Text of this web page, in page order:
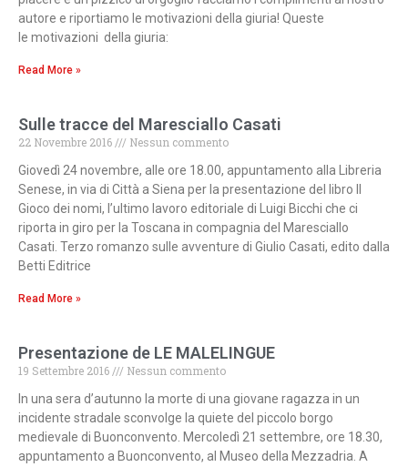
autore e riportiamo le motivazioni della giuria! Queste
le motivazioni della giuria:
Read More »
Sulle tracce del Maresciallo Casati
22 Novembre 2016
Nessun commento
Giovedì 24 novembre, alle ore 18.00, appuntamento alla Libreria
Senese, in via di Città a Siena per la presentazione del libro Il
Gioco dei nomi, l’ultimo lavoro editoriale di Luigi Bicchi che ci
riporta in giro per la Toscana in compagnia del Maresciallo
Casati. Terzo romanzo sulle avventure di Giulio Casati, edito dalla
Betti Editrice
Read More »
Presentazione de LE MALELINGUE
19 Settembre 2016
Nessun commento
In una sera d’autunno la morte di una giovane ragazza in un
incidente stradale sconvolge la quiete del piccolo borgo
medievale di Buonconvento. Mercoledì 21 settembre, ore 18.30,
appuntamento a Buonconvento, al Museo della Mezzadria. A